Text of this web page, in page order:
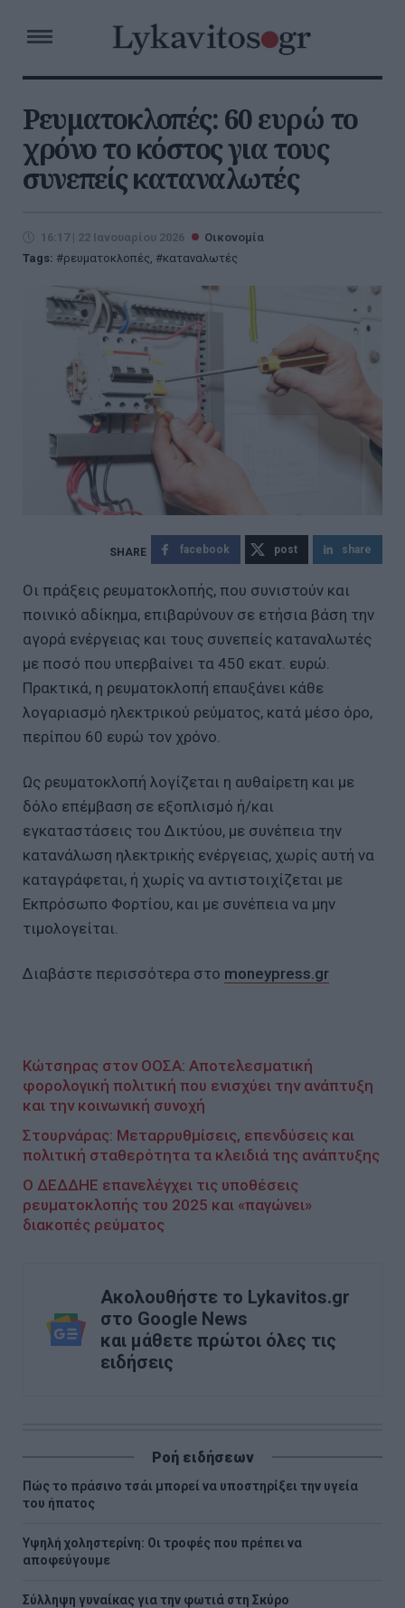
Ρευματοκλοπές: 60 ευρώ το
χρόνο το κόστος για τους
συνεπείς καταναλωτές
16:17 | 22 Ιανουαρίου 2026
Οικονομία
Tags:
ρευματοκλοπές, καταναλωτές
facebook post share
Οι πράξεις ρευματοκλοπής, που συνιστούν και
ποινικό αδίκημα, επιβαρύνουν σε ετήσια βάση την
αγορά ενέργειας και τους συνεπείς καταναλωτές
με ποσό που υπερβαίνει τα 450 εκατ. ευρώ.
Πρακτικά, η ρευματοκλοπή επαυξάνει κάθε
λογαριασμό ηλεκτρικού ρεύματος, κατά μέσο όρο,
περίπου 60 ευρώ τον χρόνο.
Ως ρευματοκλοπή λογίζεται η αυθαίρετη και με
δόλο επέμβαση σε εξοπλισμό ή/και
εγκαταστάσεις του Δικτύου, με συνέπεια την
κατανάλωση ηλεκτρικής ενέργειας, χωρίς αυτή να
καταγράφεται, ή χωρίς να αντιστοιχίζεται με
Εκπρόσωπο Φορτίου, και με συνέπεια να μην
τιμολογείται.
Διαβάστε περισσότερα στο moneypress.gr
Κώτσηρας στον ΟΟΣΑ: Αποτελεσματική
φορολογική πολιτική που ενισχύει την ανάπτυξη
και την κοινωνική συνοχή
Στουρνάρας: Μεταρρυθμίσεις, επενδύσεις και
πολιτική σταθερότητα τα κλειδιά της ανάπτυξης
Ο ΔΕΔΔΗΕ επανελέγχει τις υποθέσεις
ρευματοκλοπής του 2025 και «παγώνει»
διακοπές ρεύματος
Ακολουθήστε το Lykavitos.gr
στο Google News
και μάθετε πρώτοι όλες τις
ειδήσεις
Ροή ειδήσεων
Πώς το πράσινο τσάι μπορεί να υποστηρίξει την υγεία
του ήπατος
Υψηλή χοληστερίνη: Οι τροφές που πρέπει να
αποφεύγουμε
Σύλληψη γυναίκας για την φωτιά στη Σκύρο